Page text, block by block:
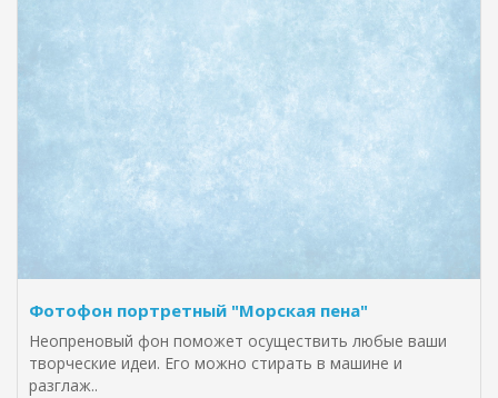
Фотофон портретный "Морская пена"
Неопреновый фон поможет осуществить любые ваши
творческие идеи. Его можно стирать в машине и
разглаж..